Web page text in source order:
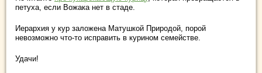
петуха, если Вожака нет в стаде.
Иерархия у кур заложена Матушкой Природой, порой
невозможно что-то исправить в курином семействе.
Удачи!